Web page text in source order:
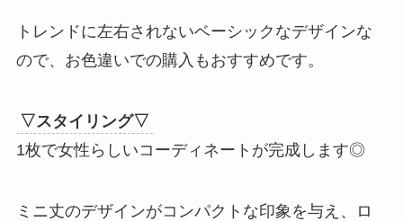
トレンドに左右されないベーシックなデザインな
ので、お色違いでの購入もおすすめです。
▽スタイリング▽
1枚で女性らしいコーディネートが完成します◎
ミニ丈のデザインがコンパクトな印象を与え、ロ